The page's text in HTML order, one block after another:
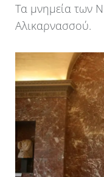
Τα μνημεία των
Αλικαρνασσού.